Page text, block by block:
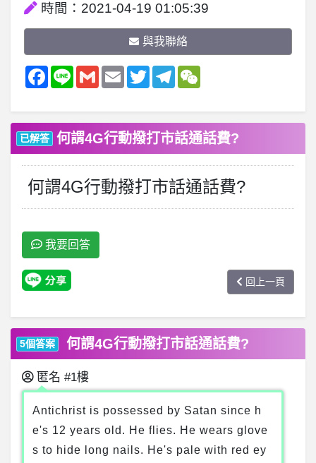
時間：2021-04-19 01:05:39
與我聯絡
Facebook
Line GmailEmail TwitterTelegramWeChat
已解答 何謂4G行動撥打市話通話費?
何謂4G行動撥打市話通話費?
我要回答
回上一頁
5個答案 何謂4G行動撥打市話通話費?
匿名 #1樓
Antichrist is possessed by Satan since h
e's 12 years old. He flies. He wears glove
s to hide long nails. He's pale with red ey